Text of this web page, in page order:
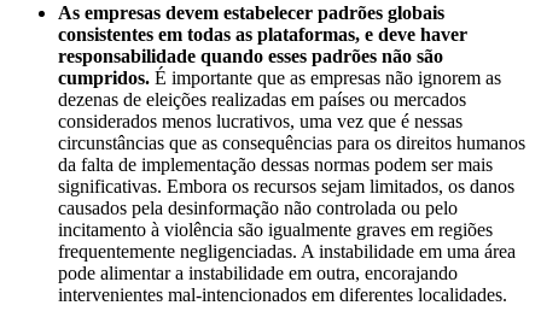
As empresas devem estabelecer padrões globais
consistentes em todas as plataformas, e deve haver
responsabilidade quando esses padrões não são
cumpridos. É importante que as empresas não ignorem as
dezenas de eleições realizadas em países ou mercados
considerados menos lucrativos, uma vez que é nessas
circunstâncias que as consequências para os direitos humanos
da falta de implementação dessas normas podem ser mais
significativas. Embora os recursos sejam limitados, os danos
causados pela desinformação não controlada ou pelo
incitamento à violência são igualmente graves em regiões
frequentemente negligenciadas. A instabilidade em uma área
pode alimentar a instabilidade em outra, encorajando
intervenientes mal-intencionados em diferentes localidades.